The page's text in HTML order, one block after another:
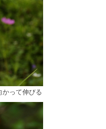
って伸びる